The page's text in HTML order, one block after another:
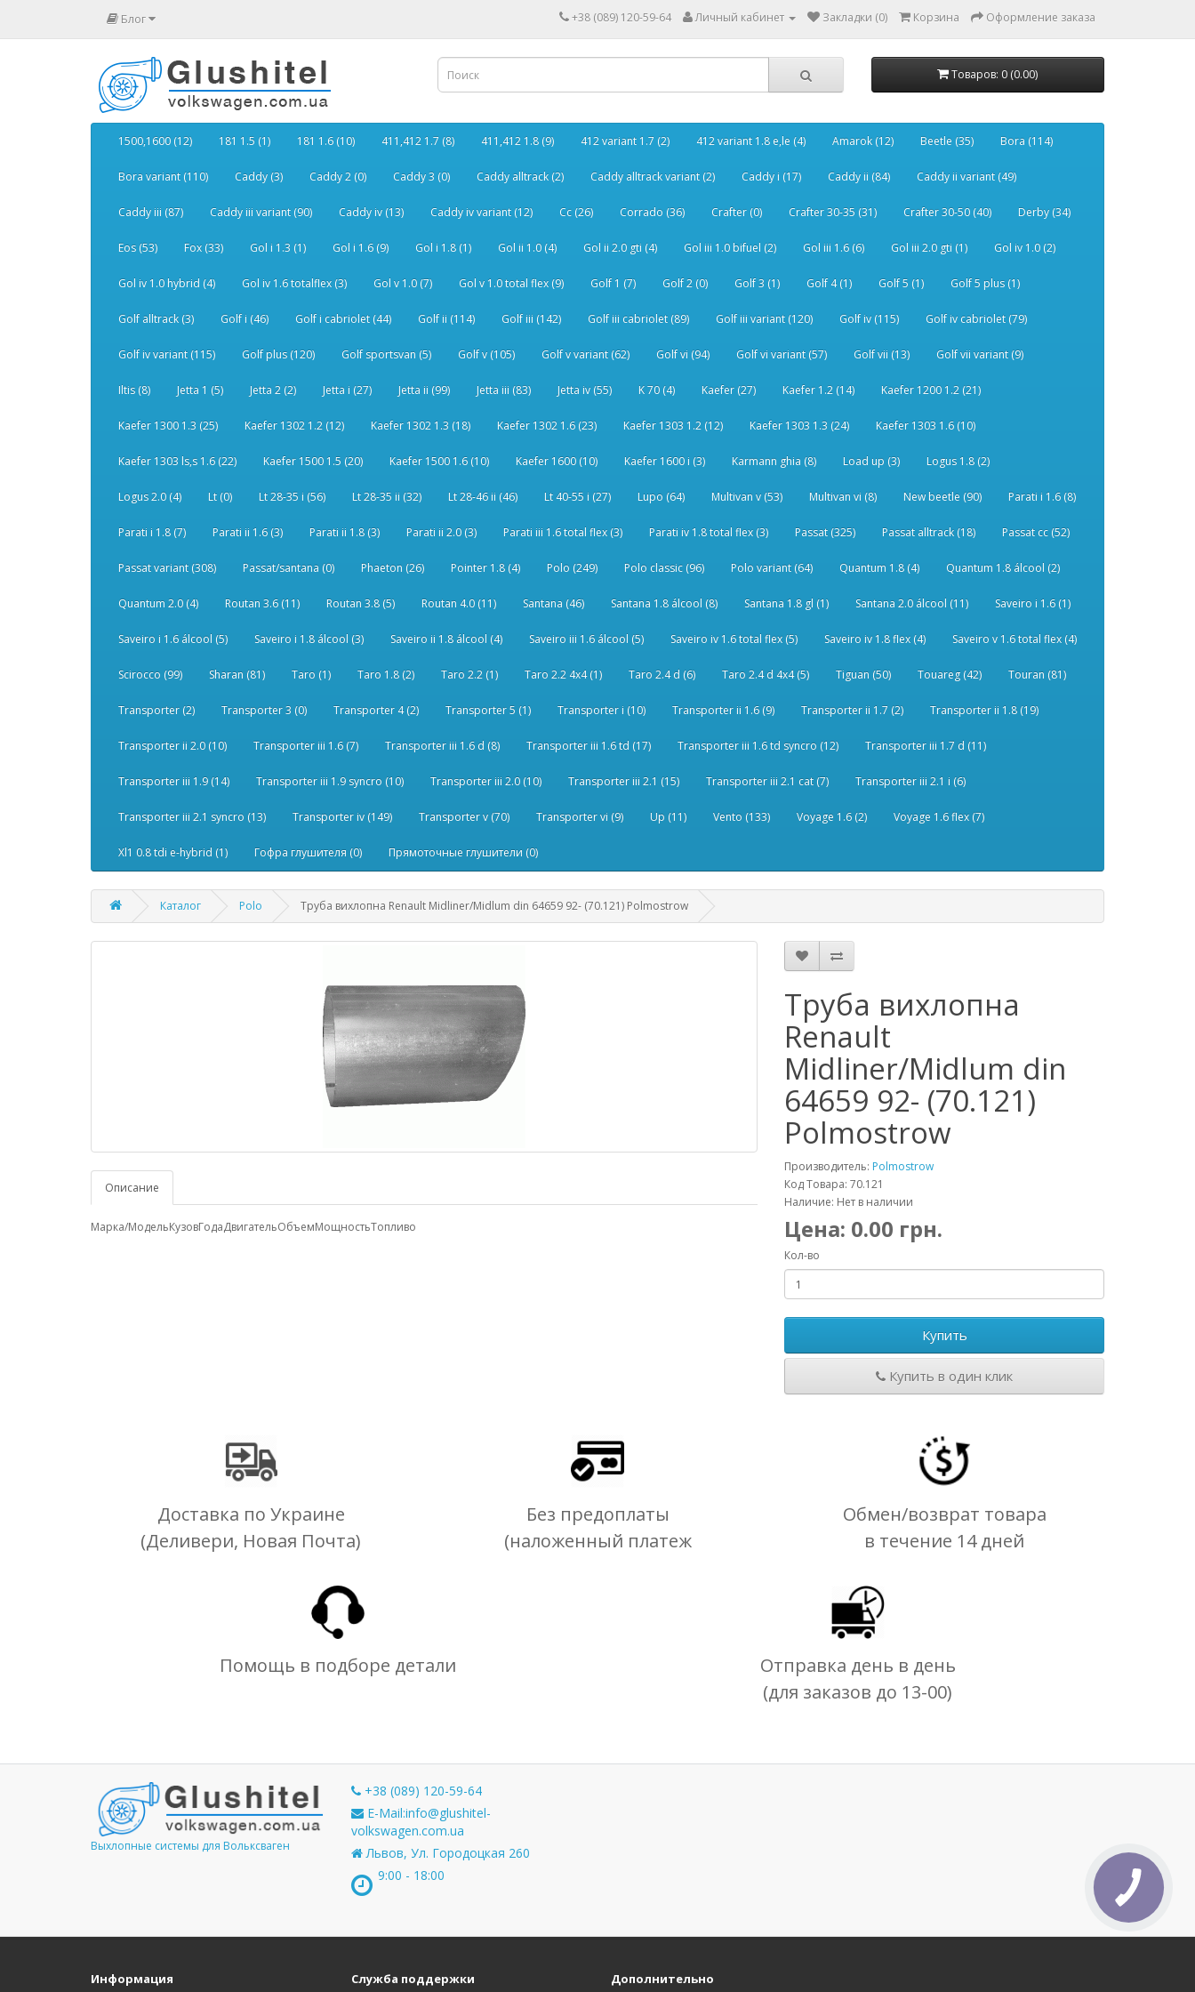
Блог +38 (089) 120-59-64 Личный кабинет Закладки (0) Корзина Оформление заказа
Товаров: 0 (0.00)
1500,1600 (12) 181 1.5 (1) 181 1.6 (10) 411,412 1.7 (8) 411,412 1.8 (9) 412 variant 1.7 (2) 412 variant 1.8 e,le (4) Amarok (12) Beetle (35) Bora (114)
Bora variant (110) Caddy (3) Caddy 2 (0) Caddy 3 (0) Caddy alltrack (2) Caddy alltrack variant (2) Caddy i (17) Caddy ii (84) Caddy ii variant (49)
Caddy iii (87) Caddy iii variant (90) Caddy iv (13) Caddy iv variant (12) Cc (26) Corrado (36) Crafter (0) Crafter 30-35 (31) Crafter 30-50 (40) Derby (34)
Eos (53) Fox (33) Gol i 1.3 (1) Gol i 1.6 (9) Gol i 1.8 (1) Gol ii 1.0 (4) Gol ii 2.0 gti (4) Gol iii 1.0 bifuel (2) Gol iii 1.6 (6) Gol iii 2.0 gti (1) Gol iv 1.0 (2)
Gol iv 1.0 hybrid (4) Gol iv 1.6 totalflex (3) Gol v 1.0 (7) Gol v 1.0 total flex (9) Golf 1 (7) Golf 2 (0) Golf 3 (1) Golf 4 (1) Golf 5 (1) Golf 5 plus (1)
Golf alltrack (3) Golf i (46) Golf i cabriolet (44) Golf ii (114) Golf iii (142) Golf iii cabriolet (89) Golf iii variant (120) Golf iv (115) Golf iv cabriolet (79)
Golf iv variant (115) Golf plus (120) Golf sportsvan (5) Golf v (105) Golf v variant (62) Golf vi (94) Golf vi variant (57) Golf vii (13) Golf vii variant (9)
Iltis (8) Jetta 1 (5) Jetta 2 (2) Jetta i (27) Jetta ii (99) Jetta iii (83) Jetta iv (55) K 70 (4) Kaefer (27) Kaefer 1.2 (14) Kaefer 1200 1.2 (21)
Kaefer 1300 1.3 (25) Kaefer 1302 1.2 (12) Kaefer 1302 1.3 (18) Kaefer 1302 1.6 (23) Kaefer 1303 1.2 (12) Kaefer 1303 1.3 (24) Kaefer 1303 1.6 (10)
Kaefer 1303 ls,s 1.6 (22) Kaefer 1500 1.5 (20) Kaefer 1500 1.6 (10) Kaefer 1600 (10) Kaefer 1600 i (3) Karmann ghia (8) Load up (3) Logus 1.8 (2)
Logus 2.0 (4) Lt (0) Lt 28-35 i (56) Lt 28-35 ii (32) Lt 28-46 ii (46) Lt 40-55 i (27) Lupo (64) Multivan v (53) Multivan vi (8) New beetle (90) Parati i 1.6 (8)
Parati i 1.8 (7) Parati ii 1.6 (3) Parati ii 1.8 (3) Parati ii 2.0 (3) Parati iii 1.6 total flex (3) Parati iv 1.8 total flex (3) Passat (325) Passat alltrack (18) Passat cc (52)
Passat variant (308) Passat/santana (0) Phaeton (26) Pointer 1.8 (4) Polo (249) Polo classic (96) Polo variant (64) Quantum 1.8 (4) Quantum 1.8 álcool (2)
Quantum 2.0 (4) Routan 3.6 (11) Routan 3.8 (5) Routan 4.0 (11) Santana (46) Santana 1.8 álcool (8) Santana 1.8 gl (1) Santana 2.0 álcool (11) Saveiro i 1.6 (1)
Saveiro i 1.6 álcool (5) Saveiro i 1.8 álcool (3) Saveiro ii 1.8 álcool (4) Saveiro iii 1.6 álcool (5) Saveiro iv 1.6 total flex (5) Saveiro iv 1.8 flex (4) Saveiro v 1.6 total flex (4)
Scirocco (99) Sharan (81) Taro (1) Taro 1.8 (2) Taro 2.2 (1) Taro 2.2 4x4 (1) Taro 2.4 d (6) Taro 2.4 d 4x4 (5) Tiguan (50) Touareg (42) Touran (81)
Transporter (2) Transporter 3 (0) Transporter 4 (2) Transporter 5 (1) Transporter i (10) Transporter ii 1.6 (9) Transporter ii 1.7 (2) Transporter ii 1.8 (19)
Transporter ii 2.0 (10) Transporter iii 1.6 (7) Transporter iii 1.6 d (8) Transporter iii 1.6 td (17) Transporter iii 1.6 td syncro (12) Transporter iii 1.7 d (11)
Transporter iii 1.9 (14) Transporter iii 1.9 syncro (10) Transporter iii 2.0 (10) Transporter iii 2.1 (15) Transporter iii 2.1 cat (7) Transporter iii 2.1 i (6)
Transporter iii 2.1 syncro (13) Transporter iv (149) Transporter v (70) Transporter vi (9) Up (11) Vento (133) Voyage 1.6 (2) Voyage 1.6 flex (7)
Xl1 0.8 tdi e-hybrid (1) Гофра глушителя (0) Прямоточные глушители (0)
Каталог Polo Труба вихлопна Renault Midliner/Midlum din 64659 92- (70.121) Polmostrow
Описание
Марка/МодельКузовГодаДвигательОбъемМощностьТопливо
Труба вихлопна
Renault
Midliner/Midlum din
64659 92- (70.121)
Polmostrow
Производитель: Polmostrow
Код Товара: 70.121
Наличие: Нет в наличии
Цена: 0.00 грн.
Кол-во
Купить
Купить в один клик
Доставка по Украине
(Деливери, Новая Почта)
Без предоплаты
(наложенный платеж
Обмен/возврат товара
в течение 14 дней
Помощь в подборе детали
Отправка день в день
(для заказов до 13-00)
Выхлопные системы для Вольксваген
+38 (089) 120-59-64
E-Mail:info@glushitel-
volkswagen.com.ua
Львов, Ул. Городоцкая 260
9:00 - 18:00
Информация Служба поддержки Дополнительно
КНОПКА
СВЯЗИ